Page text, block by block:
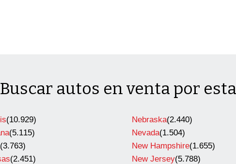
Buscar autos en venta por
(10.929)
(5.115)
(3.763)
(2.451)
Nebraska(2.440)
Nevada(1.504)
New Hampshire(1.655)
New Jersey(5.788)